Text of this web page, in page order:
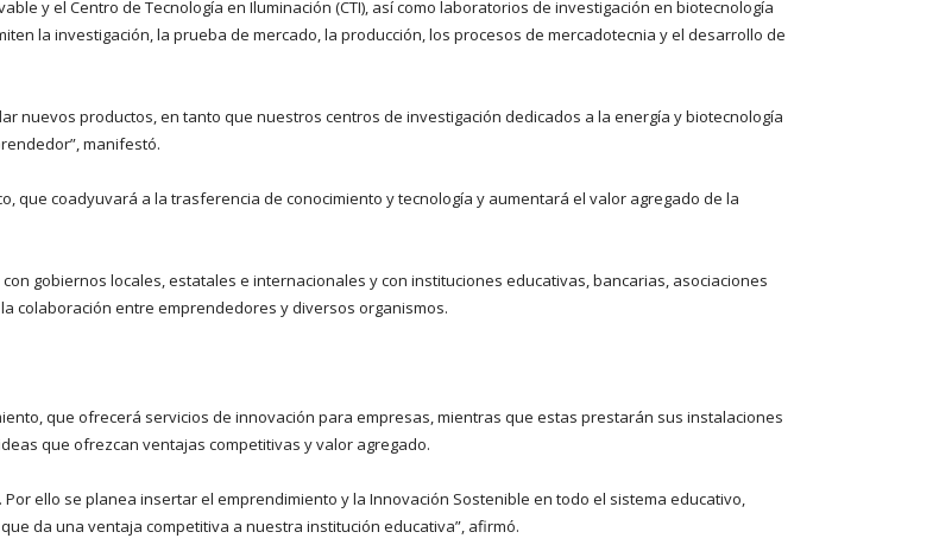
y el Centro de Tecnología en Iluminación (CTI), así como laboratorios de investigación en biotecnología
la investigación, la prueba de mercado, la producción, los procesos de mercadotecnia y el desarrollo de
nuevos productos, en tanto que nuestros centros de investigación dedicados a la energía y biotecnología
manifestó.
que coadyuvará a la trasferencia de conocimiento y tecnología y aumentará el valor agregado de la
gobiernos locales, estatales e internacionales y con instituciones educativas, bancarias, asociaciones
colaboración entre emprendedores y diversos organismos.
que ofrecerá servicios de innovación para empresas, mientras que estas prestarán sus instalaciones
que ofrezcan ventajas competitivas y valor agregado.
ello se planea insertar el emprendimiento y la Innovación Sostenible en todo el sistema educativo,
da una ventaja competitiva a nuestra institución educativa”, afirmó.